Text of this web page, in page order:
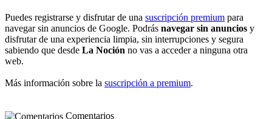
Puedes registrarse y disfrutar de una suscripción premium para
navegar sin anuncios de Google. Podrás navegar sin anuncios y
disfrutar de una experiencia limpia, sin interrupciones y segura
sabiendo que desde La Noción no vas a acceder a ninguna otra
web.
Más información sobre la suscripción a premium.
Comentarios